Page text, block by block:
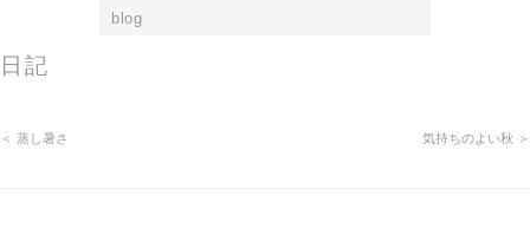
blog
日記
＜ 蒸し暑さ 気持ちのよい秋 ＞